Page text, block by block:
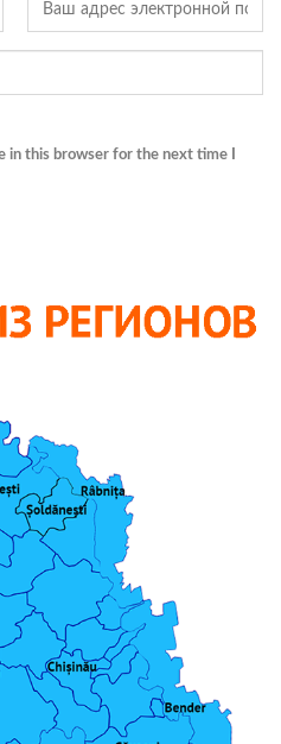
in this browser for the next time I